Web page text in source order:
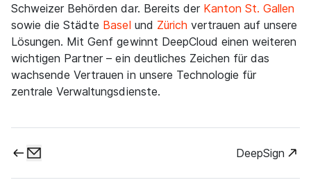
Schweizer Behörden dar. Bereits der Kanton St. Gallen
sowie die Städte Basel und Zürich vertrauen auf unsere
Lösungen. Mit Genf gewinnt DeepCloud einen weiteren
wichtigen Partner – ein deutliches Zeichen für das
wachsende Vertrauen in unsere Technologie für
zentrale Verwaltungsdienste.
DeepSign